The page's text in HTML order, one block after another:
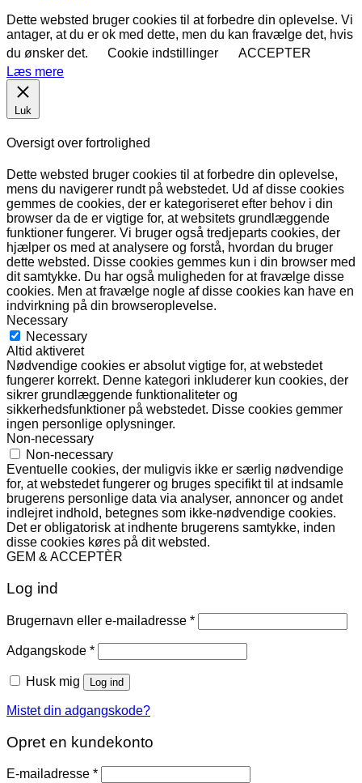
Dette websted bruger cookies til at forbedre din oplevelse. Vi
antager, at du er ok med dette, men du kan fravælge det, hvis
du ønsker det.
Cookie indstillinger
ACCEPTER
Læs mere
Luk
Oversigt over fortrolighed
Dette websted bruger cookies til at forbedre din oplevelse,
mens du navigerer rundt på webstedet. Ud af disse cookies
gemmes de cookies, der er kategoriseret efter behov i din
browser da de er vigtige for, at websitets grundlæggende
funktioner fungerer. Vi bruger også tredjeparts cookies, der
hjælper os med at analysere og forstå, hvordan du bruger
dette websted. Disse cookies gemmes kun i din browser med
dit samtykke. Du har også muligheden for at fravælge disse
cookies. Men at fravælge nogle af disse cookies kan have en
indvirkning på din browseroplevelse.
Necessary
Necessary
Altid aktiveret
Nødvendige cookies er absolut vigtige for, at webstedet
fungerer korrekt. Denne kategori inkluderer kun cookies, der
sikrer grundlæggende funktionaliteter og
sikkerhedsfunktioner på webstedet. Disse cookies gemmer
ingen personlige oplysninger.
Non-necessary
Non-necessary
Eventuelle cookies, der muligvis ikke er særlig nødvendige
for, at webstedet fungerer og bruges specifikt til at indsamle
brugerens personlige data via analyser, annoncer og andet
indlejret indhold, betegnes som ikke-nødvendige cookies.
Det er obligatorisk at indhente brugerens samtykke, inden
disse cookies køres på dit websted.
GEM & ACCEPTÈR
Log ind
Brugernavn eller e-mailadresse *Påkrævet
Adgangskode *Påkrævet
Husk mig Log ind
Mistet din adgangskode?
Opret en kundekonto
E-mailadresse *Påkrævet